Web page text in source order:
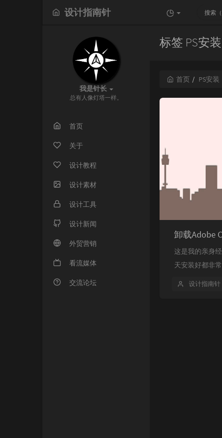
设计指南针
我是针长
总有人像灯塔一样。
首页
关于
设计教程
设计素材
设计工具
设计新闻
外贸营销
看流媒体
交流论坛
标签 PS安
首页 PS安装
这是我的亲身
天安装好都非
设计指南针